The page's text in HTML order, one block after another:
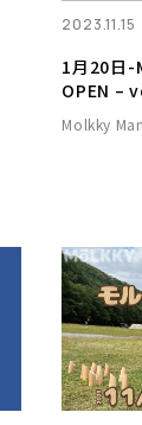
2023.11.15
1月20日
OPEN –
Molkky